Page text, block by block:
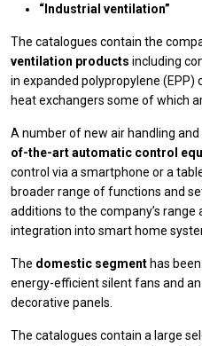
“Industrial ventilation”
The catalogues contain the
ventilation products including
in expanded polypropylene
heat exchangers some of which
A number of new air handling
of-the-art automatic control
control via a smartphone or a
broader range of functions and
additions to the company’s range
integration into smart home
The domestic segmenthas
energy-efficient silent fans and
decorative panels.
The catalogues contain a large